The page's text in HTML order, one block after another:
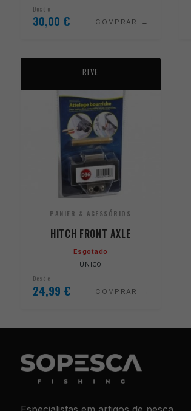
Desde
30,00 € COMPRAR
RIVE
PANIER & ACESSÓRIOS
HITCH FRONT AXLE
Esgotado
ÚNICO
Desde
24,99 € COMPRAR